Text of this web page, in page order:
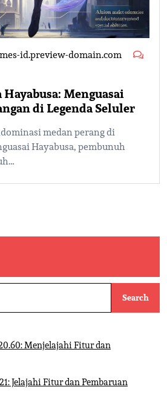
id.preview-domain.com
Menguasai
di Legenda Seluler
medan perang di
Hayabusa, pembunuh
Search
Menjelajahi Fitur dan
Jelajahi Fitur dan Pembaruan